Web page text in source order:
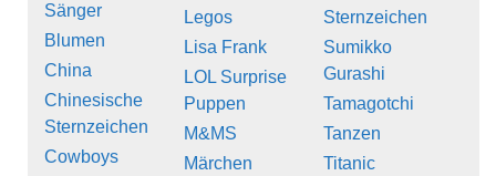
Sänger
Blumen
China
Chinesische
Sternzeichen
Cowboys
Legos
Lisa Frank
LOL Surprise
Puppen
M&MS
Märchen
Sternzeichen
Sumikko
Gurashi
Tamagotchi
Tanzen
Titanic